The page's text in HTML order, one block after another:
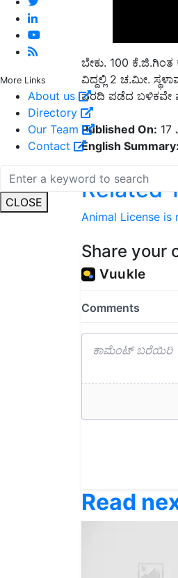
More Links
About us
Directory
Our Team
Contact
CLOSE
ಬೇಕು. 100
ವಿದ್ದಲ್ಲಿ 2 ಚ.ಮೀ.
ವರದಿ ಪಡೆದ ಬಳಿಕವೇ
Published On:
English
Related
Animal License is